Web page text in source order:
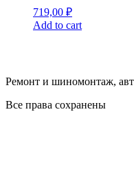
719,00 ₽
Add to cart
Ремонт и шиномонтаж,
Все права сохранены